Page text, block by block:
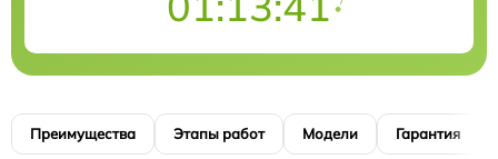
Преимущества Этапы работ Модели Гарантия